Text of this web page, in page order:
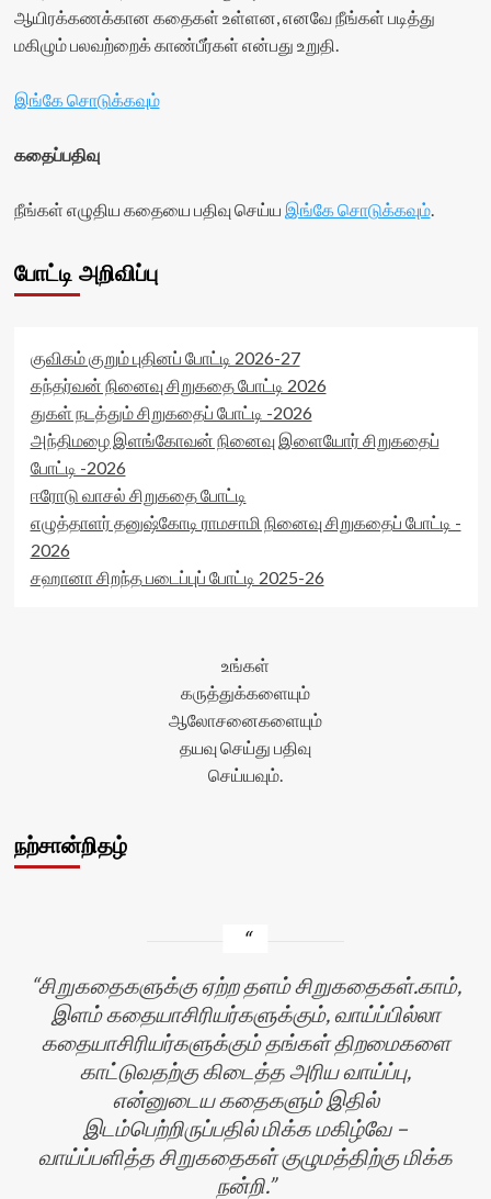
ஆயிரக்கணக்கான கதைகள் உள்ளன, எனவே நீங்கள் படித்து
மகிழும் பலவற்றைக் காண்பீர்கள் என்பது உறுதி.
இங்கே சொடுக்கவும்
கதைப்பதிவு
நீங்கள் எழுதிய கதையை பதிவு செய்ய இங்கே சொடுக்கவும்.
போட்டி அறிவிப்பு
குவிகம் குறும் புதினப் போட்டி 2026-27
கந்தர்வன் நினைவு சிறுகதை போட்டி 2026
துகள் நடத்தும் சிறுகதைப் போட்டி -2026
அந்திமழை இளங்கோவன் நினைவு இளையோர் சிறுகதைப்
போட்டி -2026
ஈரோடு வாசல் சிறுகதை போட்டி
எழுத்தாளர் தனுஷ்கோடி ராமசாமி நினைவு சிறுகதைப் போட்டி -
2026
சஹானா சிறந்த படைப்புப் போட்டி 2025-26
உங்கள்
கருத்துக்களையும்
ஆலோசனைகளையும்
தயவு செய்து பதிவு
செய்யவும்.
நற்சான்றிதழ்
சிறுகதைகளுக்கு ஏற்ற தளம் சிறுகதைகள்.காம்,
இளம் கதையாசிரியர்களுக்கும், வாய்ப்பில்லா
கதையாசிரியர்களுக்கும் தங்கள் திறமைகளை
காட்டுவதற்கு கிடைத்த அரிய வாய்ப்பு,
என்னுடைய கதைகளும் இதில்
இடம்பெற்றிருப்பதில் மிக்க மகிழ்வே –
வாய்ப்பளித்த சிறுகதைகள் குழுமத்திற்கு மிக்க
நன்றி.